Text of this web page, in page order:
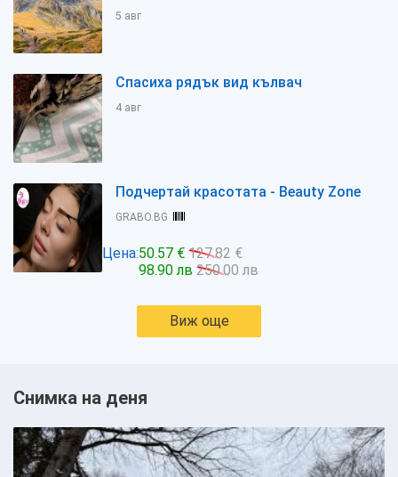
5 авг
Спасиха рядък вид кълвач
4 авг
Подчертай красотата - Beauty Zone
GRABO.BG
Цена:50.57 € 127.82 €
98.90 лв 250.00 лв
Виж още
Снимка на деня